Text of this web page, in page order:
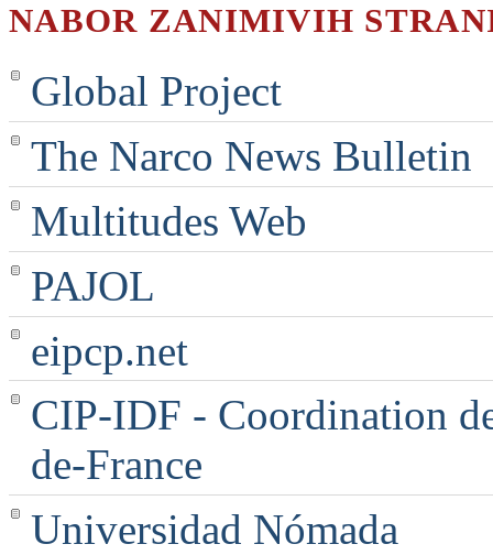
NABOR ZANIMIVIH
Global Project
The Narco News Bulletin
Multitudes Web
PAJOL
eipcp.net
CIP-IDF - Coordination
de-France
Universidad Nómada